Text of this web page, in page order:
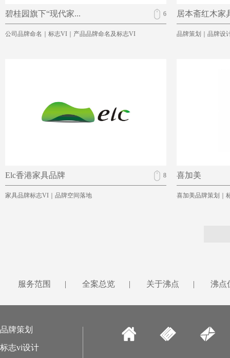
6
碧桂园旗下“现代家...
公司品牌命名｜标志VI｜产品品牌命名及标志VI
居本斋红木家
品牌策划｜品牌设
8
Elc香港家具品牌
家具品牌标志VI｜品牌空间落地
喜加美
喜加美品牌策划｜
服务范围 | 全案总览 | 关于沸点 | 沸点
品牌策划
标志vi设计